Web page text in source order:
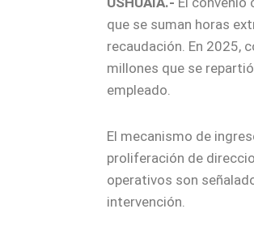
que se suman horas
recaudación. En 2025,
millones que se
empleado.
El mecanismo de
proliferación de
operativos son
intervención.